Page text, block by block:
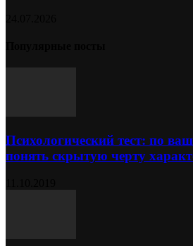
Психологический тест: по
понять скрытую черту